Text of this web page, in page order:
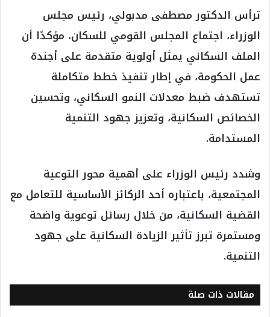
ترأس الدكتور مصطفى مدبولي، رئيس مجلس
الوزراء، اجتماع المجلس القومي للسكان، مؤكدًا أن
الملف السكاني يمثل أولوية متقدمة على أجندة
عمل الحكومة، في إطار تنفيذ خطط متكاملة
تستهدف ضبط معدلات النمو السكاني، وتحسين
الخصائص السكانية، وتعزيز جهود التنمية
المستدامة.
وشدد رئيس الوزراء على أهمية محور التوعية
المجتمعية، باعتباره أحد الركائز الأساسية للتعامل مع
القضية السكانية، من خلال رسائل توعوية واضحة
ومستمرة تبرز تأثير الزيادة السكانية على جهود
التنمية.
مقالات ذات صلة